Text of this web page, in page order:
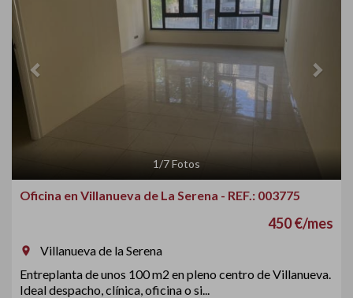
1/7Fotos
Oficina en Villanueva de La Serena - REF.: 003775
450 €/mes
room
Villanueva de la Serena
Entreplanta de unos 100 m2 en pleno centro de Villanueva.
Ideal despacho, clínica, oficina o si...